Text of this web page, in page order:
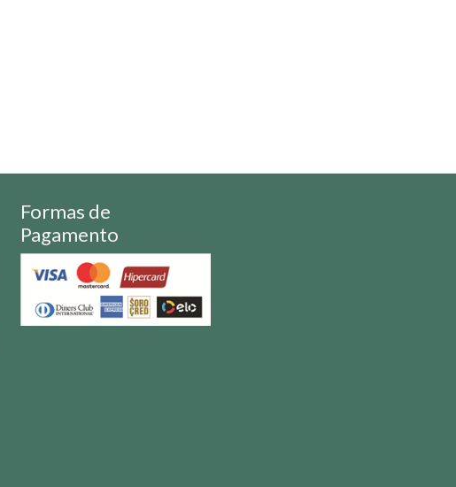
Formas de
Pagamento